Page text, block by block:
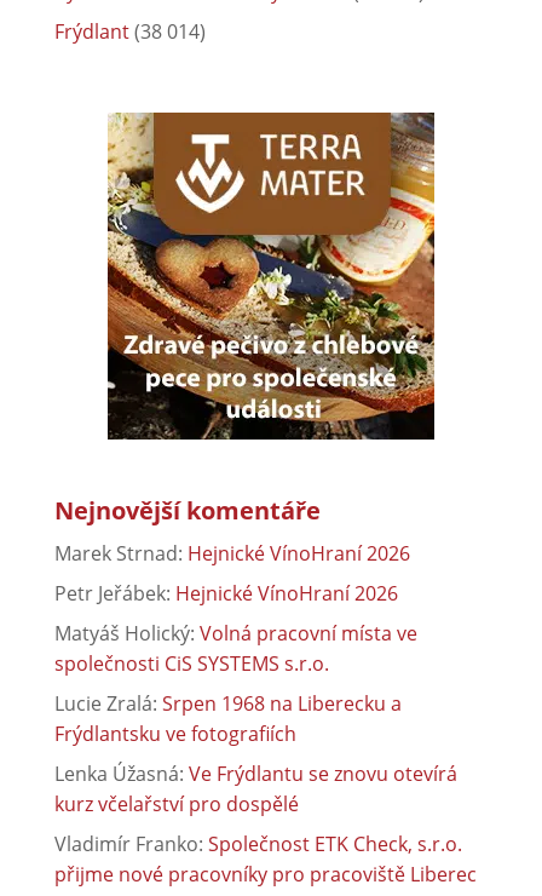
Frýdlant(38 014)
Nejnovější komentáře
Marek Strnad: Hejnické VínoHraní 2026
Petr Jeřábek: Hejnické VínoHraní 2026
Matyáš Holický: Volná pracovní místa ve
společnosti CiS SYSTEMS s.r.o.
Lucie Zralá: Srpen 1968 na Liberecku a
Frýdlantsku ve fotografiích
Lenka Úžasná: Ve Frýdlantu se znovu otevírá
kurz včelařství pro dospělé
Vladimír Franko: Společnost ETK Check, s.r.o.
přijme nové pracovníky pro pracoviště Liberec